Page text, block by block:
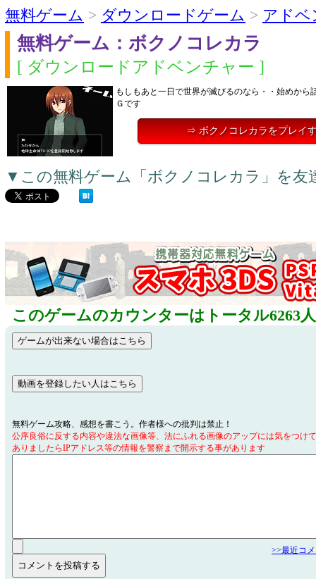
無料ゲーム > ダウンロードゲーム > アドベ
無料ゲーム：ボクノコレカラ
[ ダウンロードアドベンチャー ]
もしもあと一日で世界が滅びるのなら・・始めから
Ｇです
⇒ ボクノコレカラをプレイ
▼この無料ゲーム「ボクノコレカラ」を友
このゲームのカウンターはトータル6263
無料ゲーム攻略、感想を書こう。作者様への批判は禁止！
公序良俗に反する内容や違法な画像等、法にふれる画像のアップには気をつけ
ありましたらIPアドレス等の情報を警察まで開示する事があります
>>最近コ